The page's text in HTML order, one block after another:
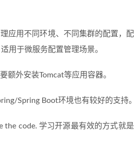
应用不同环境、不同集群的配置，
用于微服务配置管理场景。
额外安装Tomcat等应用容器。
Spring Boot环境也有较好的支持
the code. 学习开源最有效的方式就